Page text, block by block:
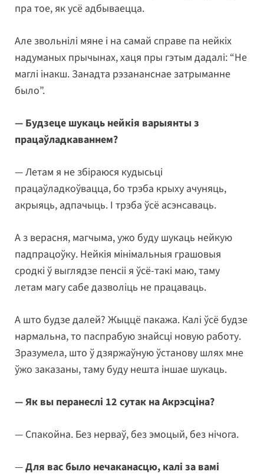
пра тое, як усё адбываецца.
Але звольнілі мяне і на самай справе па нейкіх
надуманых прычынах, хаця пры гэтым дадалі: “Не
маглі інакш. Занадта рэзананснае затрыманне
было”.
— Будзеце шукаць нейкія варыянты з
працаўладкаваннем?
— Летам я не збіраюся кудысьці
працаўладкоўвацца, бо трэба крыху ачуняць,
акрыяць, адпачыць. І трэба ўсё асэнсаваць.
А з верасня, магчыма, ужо буду шукаць нейкую
падпрацоўку. Нейкія мінімальныя грашовыя
сродкі ў выглядзе пенсіі я ўсё-такі маю, таму
летам магу сабе дазволіць не працаваць.
А што будзе далей? Жыццё пакажа. Калі ўсё будзе
нармальна, то паспрабую знайсці новую работу.
Зразумела, што ў дзяржаўную ўстанову шлях мне
ўжо заказаны, таму буду нешта іншае шукаць.
— Як вы перанеслі 12 сутак на Акрэсціна?
— Спакойна. Без нерваў, без эмоцый, без нічога.
—Для вас было нечаканасцю, калі за вамі